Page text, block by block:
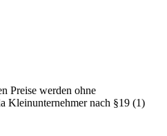
Preise werden ohne
Kleinunternehmer nach §19 (1)